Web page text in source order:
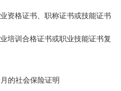
资格证书、职称证书或技能证书
培训合格证书或职业技能证书复
的社会保险证明